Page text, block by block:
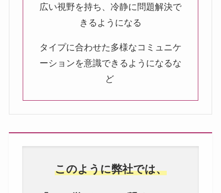
広い視野を持ち、冷静に問題解決で
きるようになる
タイプに合わせた多様なコミュニケ
ーションを意識できるようになるな
ど
このように弊社では、